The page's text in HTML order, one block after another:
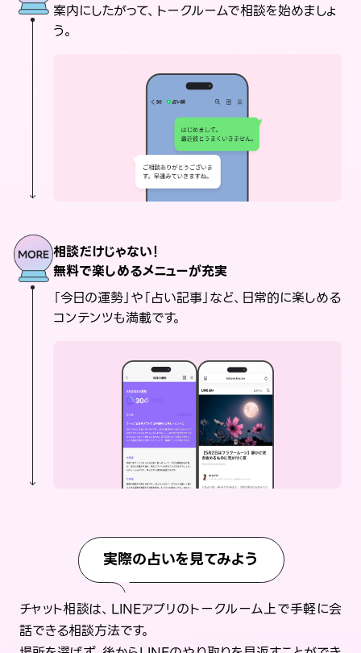
案内にしたがって、トークルームで相談を始めましょ
う。
相談だけじゃない！
無料で楽しめるメニューが充実
「今日の運勢」や「占い記事」など、日常的に楽しめる
コンテンツも満載です。
実際の占いを見てみよう
チャット相談は、LINEアプリのトークルーム上で手軽に会
話できる相談方法です。